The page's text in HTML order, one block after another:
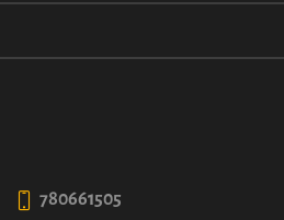
780661505